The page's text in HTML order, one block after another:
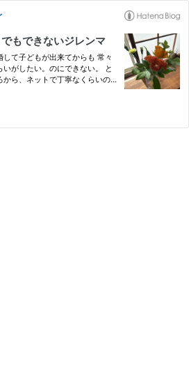
もできないジレンマ
て子どもが出来てからも 常々
がしたい。のにできない。 と
ら、ネットで丁寧なくらいの